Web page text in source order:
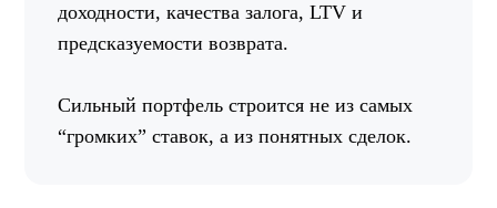
доходности, качества залога, LTV и
предсказуемости возврата.
Сильный портфель строится не из самых
“громких” ставок, а из понятных сделок.